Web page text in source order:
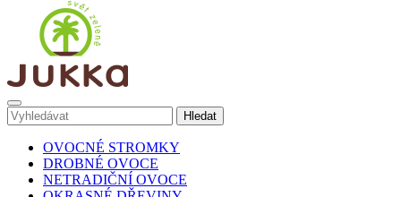
OVOCNÉ STROMKY
DROBNÉ OVOCE
NETRADIČNÍ OVOCE